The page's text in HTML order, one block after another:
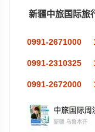
新疆中旅国际旅
0991-2671000
0991-2310325
0991-2672000